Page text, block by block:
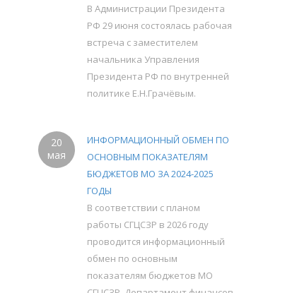
В Администрации Президента
РФ 29 июня состоялась рабочая
встреча с заместителем
начальника Управления
Президента РФ по внутренней
политике Е.Н.Грачёвым.
20
мая
ИНФОРМАЦИОННЫЙ ОБМЕН ПО
ОСНОВНЫМ ПОКАЗАТЕЛЯМ
БЮДЖЕТОВ МО ЗА 2024-2025
ГОДЫ
В соответствии с планом
работы СГЦСЗР в 2026 году
проводится информационный
обмен по основным
показателям бюджетов МО